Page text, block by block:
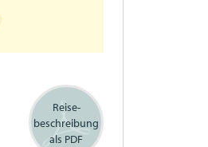
Reise-
beschreibung
als PDF